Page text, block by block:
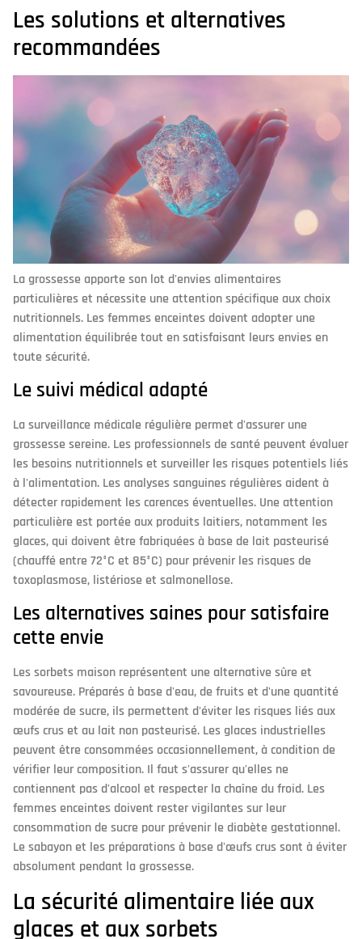
Les solutions et alternatives
recommandées
La grossesse apporte son lot d'envies alimentaires
particulières et nécessite une attention spécifique aux choix
nutritionnels. Les femmes enceintes doivent adopter une
alimentation équilibrée tout en satisfaisant leurs envies en
toute sécurité.
Le suivi médical adapté
La surveillance médicale régulière permet d'assurer une
grossesse sereine. Les professionnels de santé peuvent évaluer
les besoins nutritionnels et surveiller les risques potentiels liés
à l'alimentation. Les analyses sanguines régulières aident à
détecter rapidement les carences éventuelles. Une attention
particulière est portée aux produits laitiers, notamment les
glaces, qui doivent être fabriquées à base de lait pasteurisé
(chauffé entre 72°C et 85°C) pour prévenir les risques de
toxoplasmose, listériose et salmonellose.
Les alternatives saines pour satisfaire
cette envie
Les sorbets maison représentent une alternative sûre et
savoureuse. Préparés à base d'eau, de fruits et d'une quantité
modérée de sucre, ils permettent d'éviter les risques liés aux
œufs crus et au lait non pasteurisé. Les glaces industrielles
peuvent être consommées occasionnellement, à condition de
vérifier leur composition. Il faut s'assurer qu'elles ne
contiennent pas d'alcool et respecter la chaîne du froid. Les
femmes enceintes doivent rester vigilantes sur leur
consommation de sucre pour prévenir le diabète gestationnel.
Le sabayon et les préparations à base d'œufs crus sont à éviter
absolument pendant la grossesse.
La sécurité alimentaire liée aux
glaces et aux sorbets